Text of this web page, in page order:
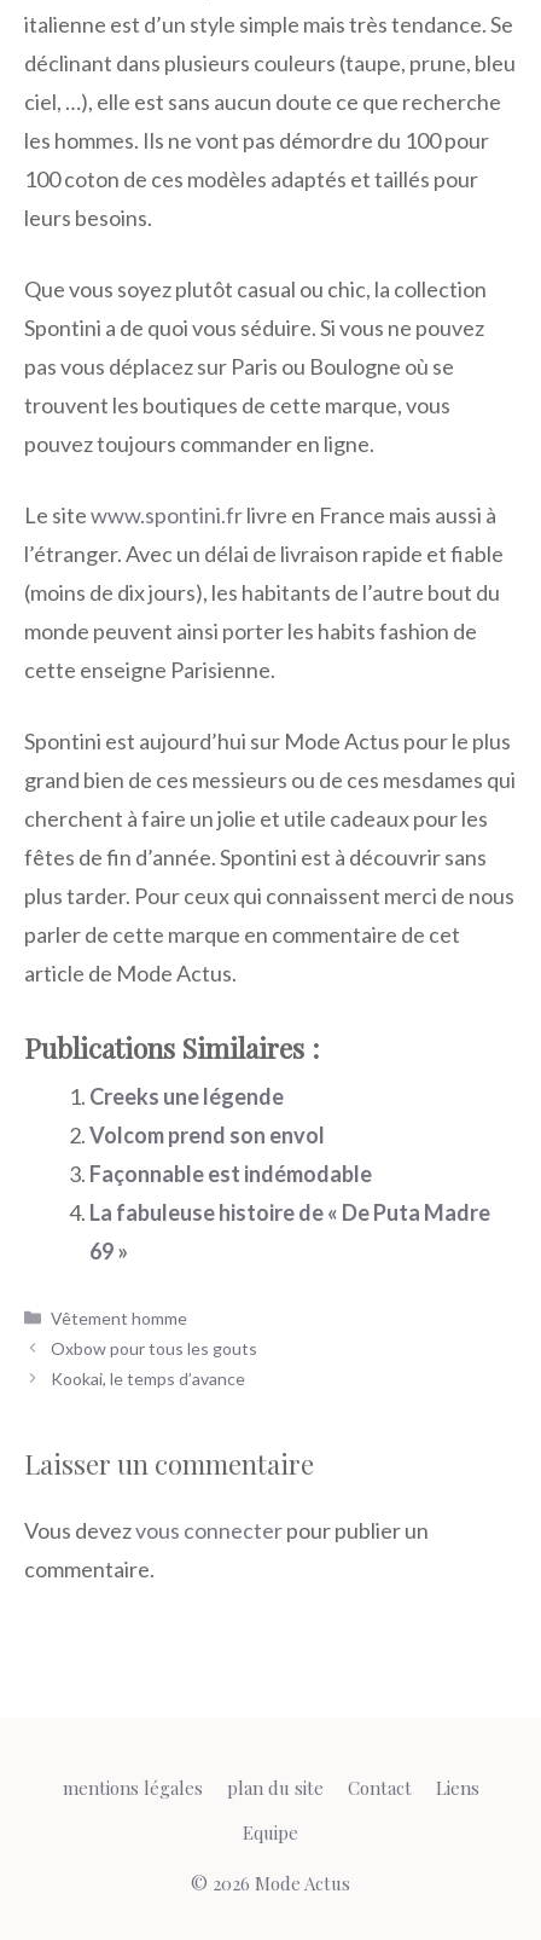
italienne est d’un style simple mais très tendance. Se
déclinant dans plusieurs couleurs (taupe, prune, bleu
ciel, …), elle est sans aucun doute ce que recherche
les hommes. Ils ne vont pas démordre du 100 pour
100 coton de ces modèles adaptés et taillés pour
leurs besoins.
Que vous soyez plutôt casual ou chic, la collection
Spontini a de quoi vous séduire. Si vous ne pouvez
pas vous déplacez sur Paris ou Boulogne où se
trouvent les boutiques de cette marque, vous
pouvez toujours commander en ligne.
Le sitewww.spontini.frlivre en France mais aussi à
l’étranger. Avec un délai de livraison rapide et fiable
(moins de dix jours), les habitants de l’autre bout du
monde peuvent ainsi porter les habits fashion de
cette enseigne Parisienne.
Spontini est aujourd’hui sur Mode Actus pour le plus
grand bien de ces messieurs ou de ces mesdames qui
cherchent à faire un jolie et utile cadeaux pour les
fêtes de fin d’année. Spontini est à découvrir sans
plus tarder. Pour ceux qui connaissent merci de nous
parler de cette marque en commentaire de cet
article de Mode Actus.
Publications Similaires :
Creeks une légende
Volcom prend son envol
Façonnable est indémodable
La fabuleuse histoire de « De Puta Madre
69 »
Catégories
Vêtement homme
Oxbow pour tous les gouts
Kookai, le temps d’avance
Laisser un commentaire
Vous devezvous connecterpour publier un
commentaire.
mentions légales plan du site Contact
Liens
Equipe
© 2026 Mode Actus